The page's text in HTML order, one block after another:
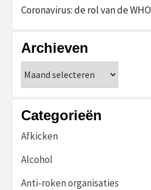
Coronavirus: de rol van de WHO
Archieven
Categorieën
Afkicken
Alcohol
Anti-roken organisaties